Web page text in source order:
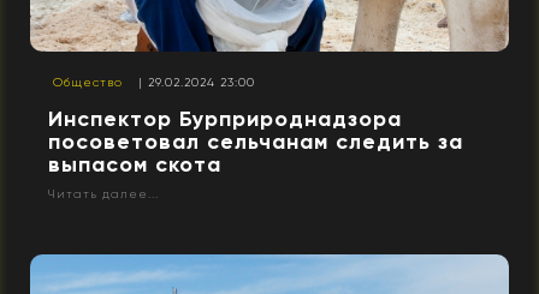
Общество | 29.02.2024 23:00
Инспектор Бурприроднадзора
посоветовал сельчанам следить за
выпасом скота
Читать далее...